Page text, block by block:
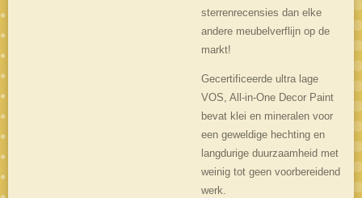
sterrenrecensies dan elke
andere meubelverflijn op de
markt!
Gecertificeerde ultra lage
VOS, All-in-One Decor Paint
bevat klei en mineralen voor
een geweldige hechting en
langdurige duurzaamheid met
weinig tot geen voorbereidend
werk.